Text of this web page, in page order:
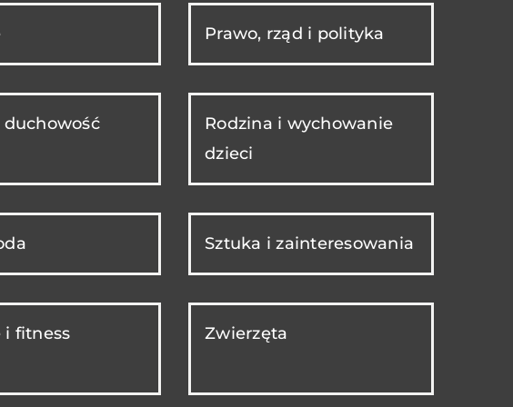
Prawo, rząd i polityka
duchowość
Rodzina i wychowanie
dzieci
Sztuka i zainteresowania
i fitness Zwierzęta